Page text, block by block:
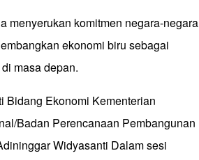
menyerukan komitmen negara-negara
ekonomi biru sebagai
masa depan.
Bidang Ekonomi Kementerian
Badan Perencanaan Pembangunan
Widyasanti Dalam sesi